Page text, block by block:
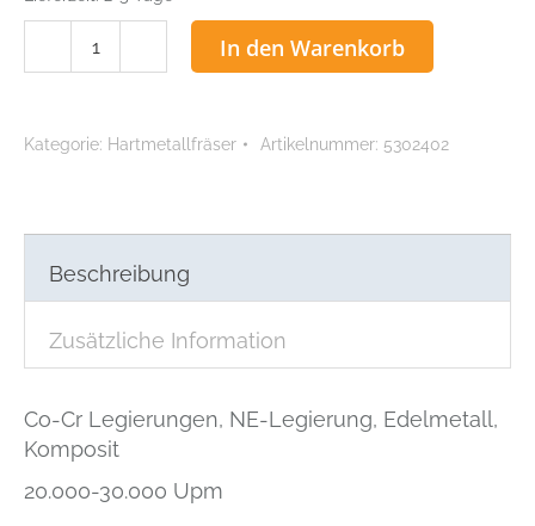
023
In den Warenkorb
Kategorie: Hartmetallfräser Artikelnummer: 5302402
Beschreibung
Zusätzliche Information
Co-Cr Legierungen, NE-Legierung, Edelmetall,
Komposit
20.000-30.000 Upm